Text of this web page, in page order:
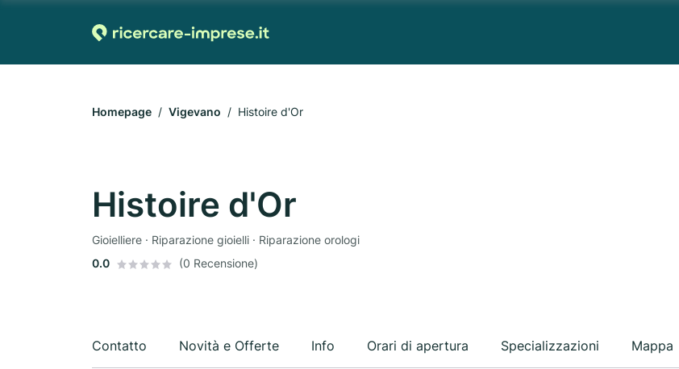
Homepage Vigevano Histoire d'Or
Histoire d'Or
Gioielliere · Riparazione gioielli · Riparazione orologi
0.0
(0 Recensione)
Contatto Novità e Offerte Info Orari di apertura Specializzazioni Mappa